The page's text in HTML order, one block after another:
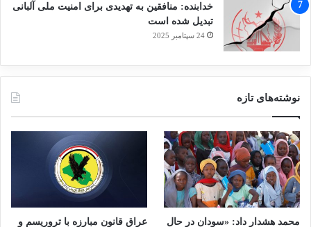
خدابنده: منافقین به تهدیدی برای امنیت ملی آلبانی
تبدیل شده است
24 سپتامبر 2025
نوشته‌های تازه
محمد هشدار داد: «سودان در حال
عراق قانون مبارزه با تروریسم و